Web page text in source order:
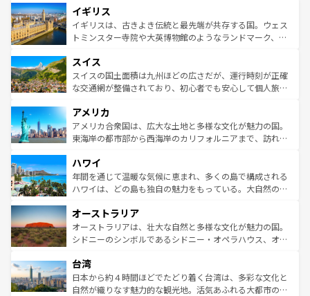
いる。シャンパンの発祥地であるランス、プロヴァンスの
香り高いラベンダー畑など、多彩な楽しみ方が可能だ。さ
らに、パリ以外の地域にも魅力が溢れており、どの街角に
れる地方に足を運ぶとそれぞれで全く異なる文化を体験で
きるだろう。 なお、新着のフランス情報はコンテンツ一覧
を参照してほしい。
顔を持つこの国は、どこを歩いても飽きることがない。ベ
ルリンの文化的活気、バイエルン州のアルプスの絶景、そ
してライン川沿いのワイン畑といった風景は必見。ビール
は、お酒好きな人にはぜひ体験してほしい。 なお、新着の
ドイツ情報はコンテンツ一覧を参照してほしい。
イギリス
イギリスは、古きよき伝統と最先端が共存する国。ウェス
トミンスター寺院や大英博物館のようなランドマーク、歴
リアごとに異なる魅力がある。また、優雅なアフタヌーン
ティー、ビール好きにはたまらない英国パブ、サッカー観
戦など、本場だからこそできる体験も豊富。イギリスを旅
ンツ一覧を参照してほしい。
スイス
スイスの国土面積は九州ほどの広さだが、運行時刻が正確
な交通網が整備されており、初心者でも安心して個人旅行
の建物がそのまま残る町や、スイスならではのユニークな
博物館もあり、アルプス観光だけでなく町歩きも満喫する
ことができる。国民の所得が高いため物価も高いが、旅行
ば市内交通費無料で観光を楽しむこともできる。 なお、新
着のスイス情報はコンテンツ一覧 を参照してほしい。
アメリカ
アメリカ合衆国は、広大な土地と多様な文化が魅力の国。
東海岸の都市部から西海岸のカリフォルニアまで、訪れる
のような巨大都市は、観光、ショッピング、エンターテイ
ンメントが詰まった刺激的なスポットだ。一方、アメリカ
西部には大自然が広がり、グランドキャニオンやイエロー
部のニューオーリンズでは、音楽と美食が融合した独特の
文化が魅力。旅行者はアメリカの各地域で異なる魅力を楽
しみながら、その多様性と豊かな歴史を感じることができ
ならではの贅沢な旅のスタイルだ。 なお、新着のアメリカ
情報はコンテンツ一覧を参照してほしい。
ハワイ
年間を通じて温暖な気候に恵まれ、多くの島で構成される
ハワイは、どの島も独自の魅力をもっている。大自然の神
ワイ島は見逃せない。また、定番の観光地といえばオアフ
島だが、静かな自然を求めるならマウイ島やカウアイ島が
おすすめ。エメラルドグリーンに輝く海をはじめ、豊かな
れるおもてなしの心で訪れる人々を迎えてくれるハワイの
人々、おいしいローカルフードやハワイアンミュージッ
ク、伝統的なフラダンスなど、すべてがハワイの魅力を彩
オーストラリア
オーストラリアは、壮大な自然と多様な文化が魅力の国。
シドニーのシンボルであるシドニー・オペラハウス、オー
リアリーフや大陸中央部にそびえるウルル（エアーズロッ
ク）、タスマニアの美しい原生林やケアンズの熱帯雨林な
ど、見どころがたくさん。また、カフェやワイン、オージ
台湾
日本から約４時間ほどでたどり着く台湾は、多彩な文化と
自然が織りなす魅力的な観光地。活気あふれる大都市の台